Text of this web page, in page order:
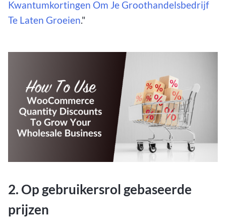
Kwantumkortingen Om Je Groothandelsbedrijf
Te Laten Groeien."
2. Op gebruikersrol gebaseerde
prijzen